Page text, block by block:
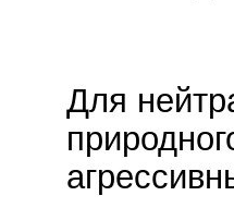
Для